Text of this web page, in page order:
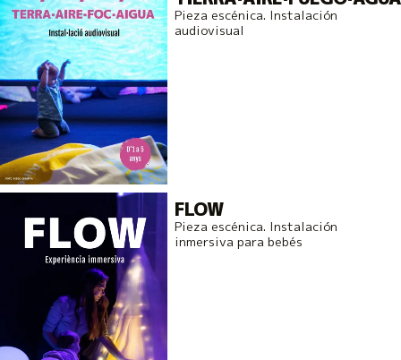
Pieza escénica. Instalación
audiovisual
FLOW
Pieza escénica. Instalación
inmersiva para bebés